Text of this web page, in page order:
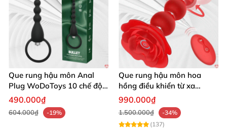
Que rung hậu môn Anal
Plug WoDoToys 10 chế độ
động mạnh gay
490.000₫
604.000₫ -19%
Que rung hậu môn hoa
hồng điều khiển từ xa
massage đa điểm kích thích
990.000₫
1.500.000₫
-34%
(137)